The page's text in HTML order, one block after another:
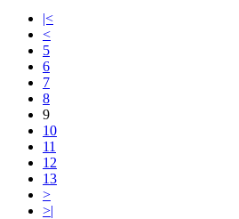
|<
<
5
6
7
8
9
10
11
12
13
>
>|